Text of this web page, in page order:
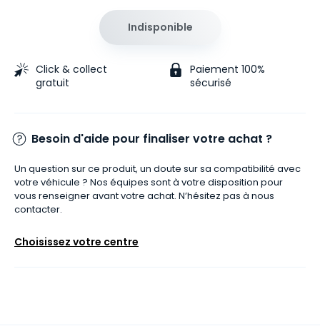
Indisponible
Click & collect
gratuit
Paiement 100%
sécurisé
Besoin d'aide pour finaliser votre achat ?
Un question sur ce produit, un doute sur sa compatibilité avec
votre véhicule ? Nos équipes sont à votre disposition pour
vous renseigner avant votre achat. N’hésitez pas à nous
contacter.
Choisissez votre centre